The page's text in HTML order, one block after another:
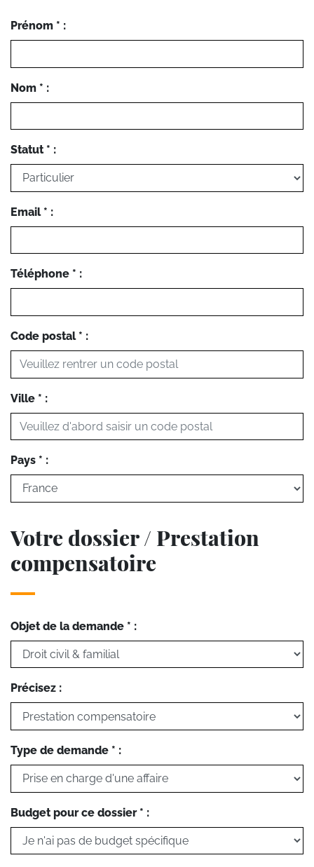
Prénom * :
Nom * :
Statut * :
Email * :
Téléphone * :
Code postal * :
Ville * :
Pays * :
Votre dossier / Prestation
compensatoire
Objet de la demande * :
Précisez :
Type de demande * :
Budget pour ce dossier * :